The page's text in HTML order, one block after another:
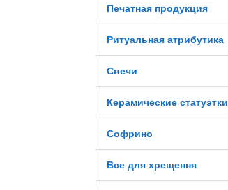
Печатная продукция
Ритуальная атрибутика
Свечи
Керамические статуэтки
Софрино
Все для хрещення